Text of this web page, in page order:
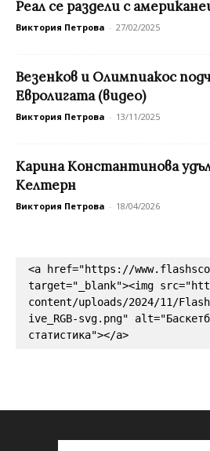
Реал се раздели с
Виктория Петрова - 27/02/2025
Везенков и Олимпиакос
Евролигата (видео)
Виктория Петрова - 13/11/2025
Карина Константинова
Келтерн
Виктория Петрова - 18/04/2026
<a href="https://
target="_blank"><img
content/uploads/2024/11/
ive_RGB-svg.png"
статистика"></a>